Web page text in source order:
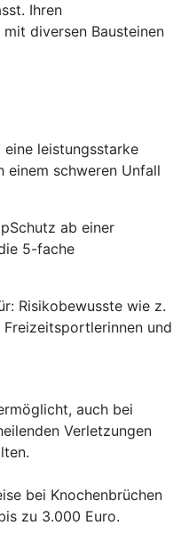
Ihren
diversen Bausteinen
leistungsstarke
einem schweren Unfall
ab einer
5-fache
Risikobewusste wie z.
und
auch bei
Verletzungen
bei Knochenbrüchen
zu 3.000 Euro.